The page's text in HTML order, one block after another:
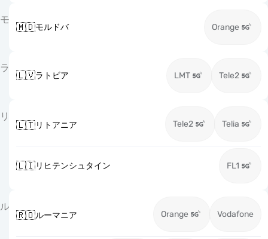
モ
🇲🇩モルドバ Orange
ラ
🇱🇻ラトビア LMT Tele2
リ
🇱🇹リトアニア Tele2 Telia
🇱🇮リヒテンシュタイン FL1
ル
🇷🇴ルーマニア Orange Vodafone